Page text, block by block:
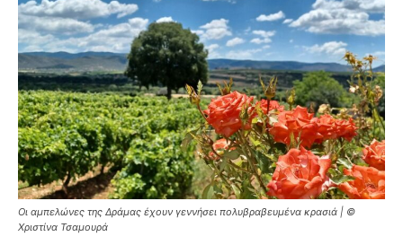
Οι αμπελώνες της Δράμας έχουν γεννήσει πολυβραβευμένα κρασιά | ©
Χριστίνα Τσαμουρά